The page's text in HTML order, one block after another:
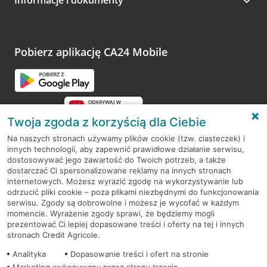
Zachęcamy do podzielenia się z nami opinią o wizycie.
opinie.
Pobierz aplikację CA24 Mobile
RODO
Regulamin serwisu
Mapa serwisu
PolitykaCookies
Twoja zgoda z korzyścią dla Ciebie
Na naszych stronach używamy plików cookie (tzw. ciasteczek) i
innych technologii, aby zapewnić prawidłowe działanie serwisu,
dostosowywać jego zawartość do Twoich potrzeb, a także
dostarczać Ci spersonalizowane reklamy na innych stronach
internetowych. Możesz wyrazić zgodę na wykorzystywanie lub
odrzucić pliki cookie – poza plikami niezbędnymi do funkcjonowania
serwisu. Zgody są dobrowolne i możesz je wycofać w każdym
momencie. Wyrażenie zgody sprawi, że będziemy mogli
prezentować Ci lepiej dopasowane treści i oferty na tej i innych
stronach Credit Agricole.
Analityka
Dopasowanie treści i ofert na stronie